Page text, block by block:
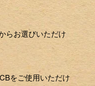
らお選びいただけ
をご使用いただけ